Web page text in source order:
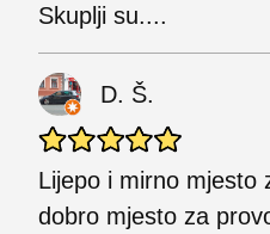
Skuplji su....
D. Š.
Lijepo i mirno mjesto
dobro mjesto za